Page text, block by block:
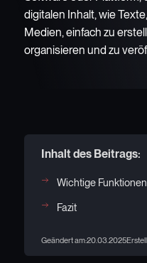
digitalen Inhalt, wie
Medien, einfach zu
organisieren und zu
Inhalt des Beitrags:
Wichtige
Fazit
Geändert am:20.03.2025